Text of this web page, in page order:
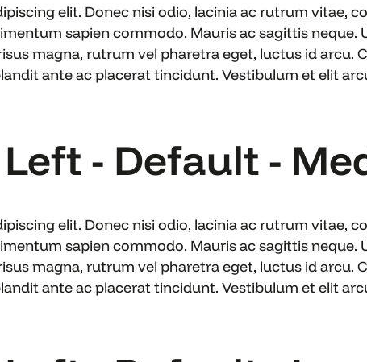
elit. Donec nisi odio, lacinia ac rutrum vitae,
sapien commodo. Mauris ac sagittis neque.
magna, rutrum vel pharetra eget, luctus id arcu.
ante ac placerat tincidunt. Vestibulum et elit
- Default -
elit. Donec nisi odio, lacinia ac rutrum vitae,
sapien commodo. Mauris ac sagittis neque.
magna, rutrum vel pharetra eget, luctus id arcu.
ante ac placerat tincidunt. Vestibulum et elit